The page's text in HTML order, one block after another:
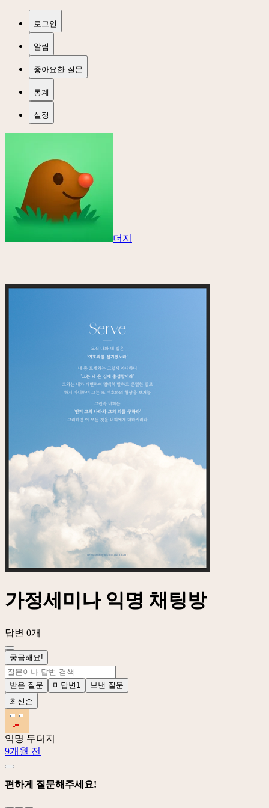
로그인
알림
좋아요한 질문
통계
설정
더지
가정세미나 익명 채팅방
답변 0개
궁금해요!
받은 질문 미답변 1
보낸 질문
최신순
익명 두더지
9개월 전
편하게 질문해주세요!